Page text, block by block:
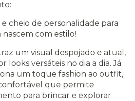
cheio de personalidade para
com estilo!
um visual despojado e atual,
looks versáteis no dia a dia. Já
um toque fashion ao outfit,
que permite
para brincar e explorar